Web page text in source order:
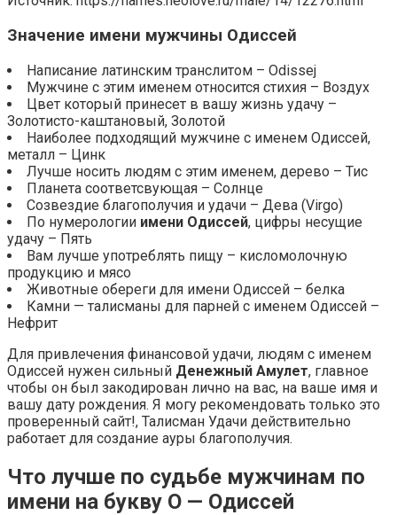
Значение имени мужчины Одиссей
Написание латинским транслитом – Odissej
Мужчине с этим именем относится стихия – Воздух
Цвет который принесет в вашу жизнь удачу –
Золотисто-каштановый, Золотой
Наиболее подходящий мужчине с именем Одиссей,
металл – Цинк
Лучше носить людям с этим именем, дерево – Тис
Планета соответсвующая – Солнце
Созвездие благополучия и удачи – Дева (Virgo)
По нумерологии имени Одиссей, цифры несущие
удачу – Пять
Вам лучше употреблять пищу – кисломолочную
продукцию и мясо
Животные обереги для имени Одиссей – белка
Камни — талисманы для парней с именем Одиссей –
Нефрит
Для привлечения финансовой удачи, людям с именем
Одиссей нужен сильный Денежный Амулет, главное
чтобы он был закодирован лично на вас, на ваше имя и
вашу дату рождения. Я могу рекомендовать только это
проверенный сайт!, Талисман Удачи действительно
работает для создание ауры благополучия.
Что лучше по судьбе мужчинам по
имени на букву О — Одиссей